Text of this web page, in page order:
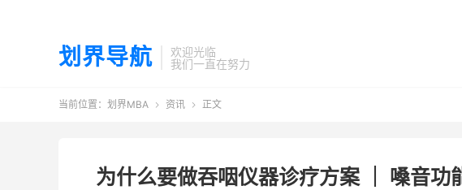
划界导航
欢迎光临
我们一直在努力
当前位置： 划界MBA  资讯  正文
为什么要做吞咽仪器诊疗方案 ｜ 嗓音功